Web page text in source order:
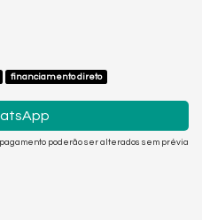
financiamento direto
poderão ser alterados sem prévia